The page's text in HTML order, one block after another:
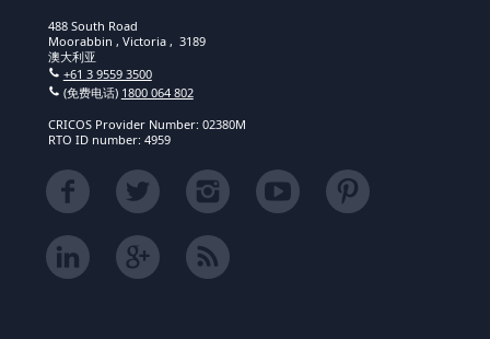
488 South Road
Moorabbin , Victoria , 3189
澳大利亚
+61 3 9559 3500
(免费电话) 1800 064 802
CRICOS Provider Number: 02380M
RTO ID number: 4959